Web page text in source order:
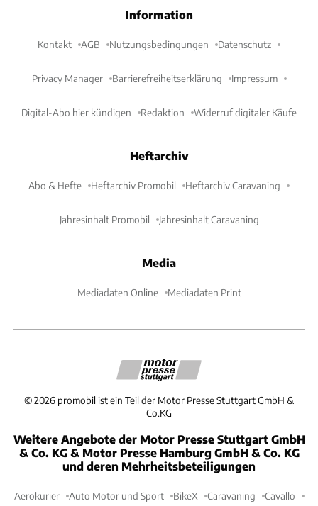
Information
Kontakt AGB Nutzungsbedingungen Datenschutz
Privacy Manager Barrierefreiheitserklärung Impressum
Digital-Abo hier kündigen Redaktion Widerruf digitaler Käufe
Heftarchiv
Abo & Hefte Heftarchiv Promobil Heftarchiv Caravaning
Jahresinhalt Promobil Jahresinhalt Caravaning
Media
Mediadaten Online Mediadaten Print
©2026 promobil ist ein Teil der Motor Presse Stuttgart GmbH &
Co.KG
Weitere Angebote der Motor Presse Stuttgart GmbH
& Co. KG & Motor Presse Hamburg GmbH & Co. KG
und deren Mehrheitsbeteiligungen
Aerokurier Auto Motor und Sport BikeX Caravaning Cavallo